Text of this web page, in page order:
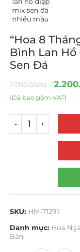
“Hoa 8
Bình Lan
Sen Đá
2.700.000₫
(Đã bao gồm VAT)
SKU: HM-71291
Danh mục: Hoa
Bàn